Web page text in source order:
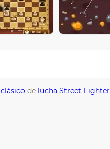
clásico de lucha Street Fighter